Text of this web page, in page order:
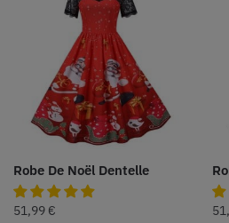
Robe De Noël Dentelle
51,99 €